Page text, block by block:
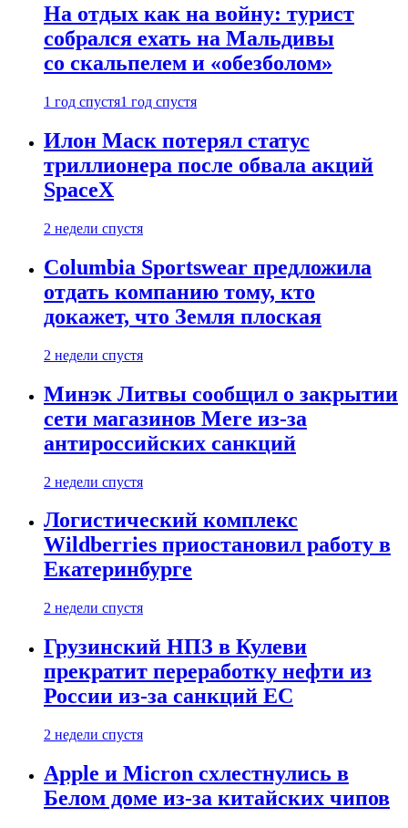
На отдых как на войну: турист
собрался ехать на Мальдивы
со скальпелем и «обезболом»
1 год спустя1 год спустя
Илон Маск потерял статус
триллионера после обвала акций
SpaceX
2 недели спустя
Columbia Sportswear предложила
отдать компанию тому, кто
докажет, что Земля плоская
2 недели спустя
Минэк Литвы сообщил о закрытии
сети магазинов Mere из-за
антироссийских санкций
2 недели спустя
Логистический комплекс
Wildberries приостановил работу в
Екатеринбурге
2 недели спустя
Грузинский НПЗ в Кулеви
прекратит переработку нефти из
России из-за санкций ЕС
2 недели спустя
Apple и Micron схлестнулись в
Белом доме из-за китайских чипов